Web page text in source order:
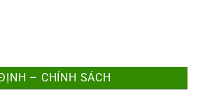
– CHÍNH SÁCH